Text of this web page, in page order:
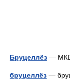
Бруцеллёз —
бруцеллёз —